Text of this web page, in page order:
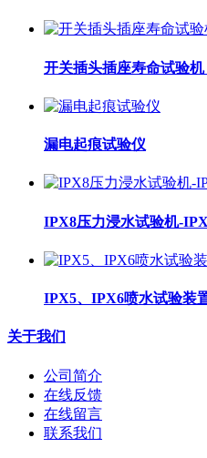
开关插头插座寿命试验机
漏电起痕试验仪
IPX8压力浸水试验机-
IPX5、IPX6喷水试验装
关于我们
公司简介
在线反馈
在线留言
联系我们